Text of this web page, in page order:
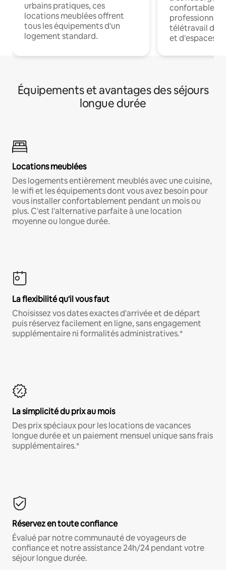
urbains pratiques, ces
locations meublées offrent
tous les équipements d'un
logement standard.
confortables
professionnels
télétravail
et d'espaces
Équipements et avantages des séjours
longue durée
Locations meublées
Des logements entièrement meublés avec une cuisine,
le wifi et les équipements dont vous avez besoin pour
vous installer confortablement pendant un mois ou
plus. C'est l'alternative parfaite à une location
moyenne ou longue durée.
La flexibilité qu'il vous faut
Choisissez vos dates exactes d'arrivée et de départ
puis réservez facilement en ligne, sans engagement
supplémentaire ni formalités administratives.*
La simplicité du prix au mois
Des prix spéciaux pour les locations de vacances
longue durée et un paiement mensuel unique sans frais
supplémentaires.*
Réservez en toute confiance
Évalué par notre communauté de voyageurs de
confiance et notre assistance 24h/24 pendant votre
séjour longue durée.